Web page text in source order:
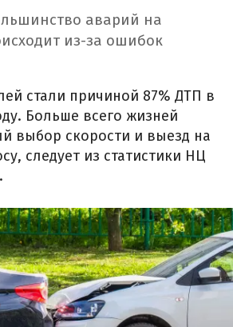
аварий на
из-за ошибок
стали причиной 87% ДТП в
Больше всего жизней
выбор скорости и выезд на
следует из статистики НЦ